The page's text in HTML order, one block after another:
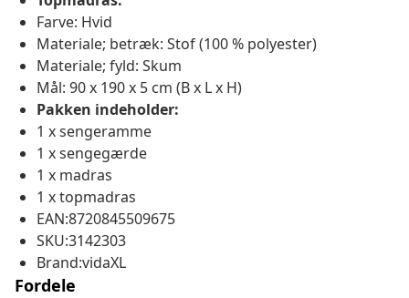
Farve: Hvid
Materiale; betræk: Stof (100 % polyester)
Materiale; fyld: Skum
Mål: 90 x 190 x 5 cm (B x L x H)
Pakken indeholder:
1 x sengeramme
1 x sengegærde
1 x madras
1 x topmadras
EAN:8720845509675
SKU:3142303
Brand:vidaXL
Fordele